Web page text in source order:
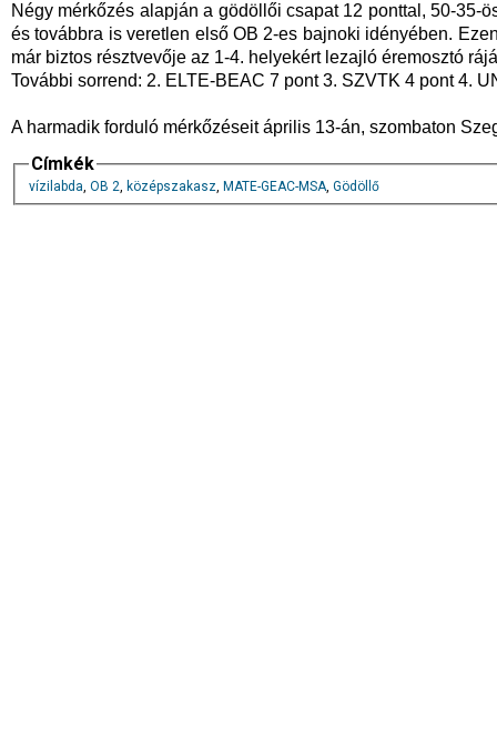
Négy mérkőzés alapján a gödöllői csapat 12 ponttal, 50-35-
és továbbra is veretlen első OB 2-es bajnoki idényében.
már biztos résztvevője az 1-4. helyekért lezajló éremosztó
További sorrend: 2. ELTE-BEAC 7 pont 3. SZVTK 4 pont 4.
A harmadik forduló mérkőzéseit április 13-án, szombaton
Címkék
vízilabda, OB 2, középszakasz, MATE-GEAC-MSA, Gödöllő